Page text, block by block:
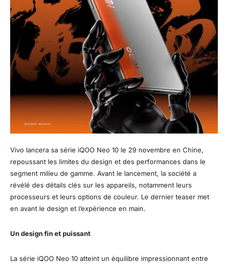
Vivo lancera sa série iQOO Neo 10 le 29 novembre en Chine,
repoussant les limites du design et des performances dans le
segment milieu de gamme. Avant le lancement, la société a
révélé des détails clés sur les appareils, notamment leurs
processeurs et leurs options de couleur. Le dernier teaser met
en avant le design et l’expérience en main.
Un design fin et puissant
La série iQOO Neo 10 atteint un équilibre impressionnant entre